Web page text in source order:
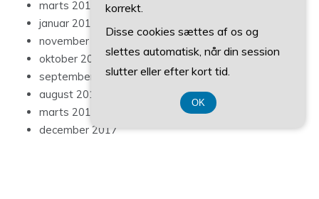
oktober 2017
september 2017
maj 2017
april 2017
Categories
korrekt.
Disse cookies sættes af os og
slettes automatisk, når din session
slutter eller efter kort tid.
OK